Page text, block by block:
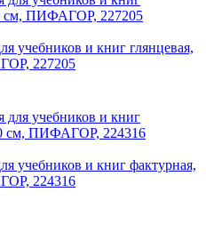
учебников и книг глянцевая,
227205
учебников и книг фактурная,
224316